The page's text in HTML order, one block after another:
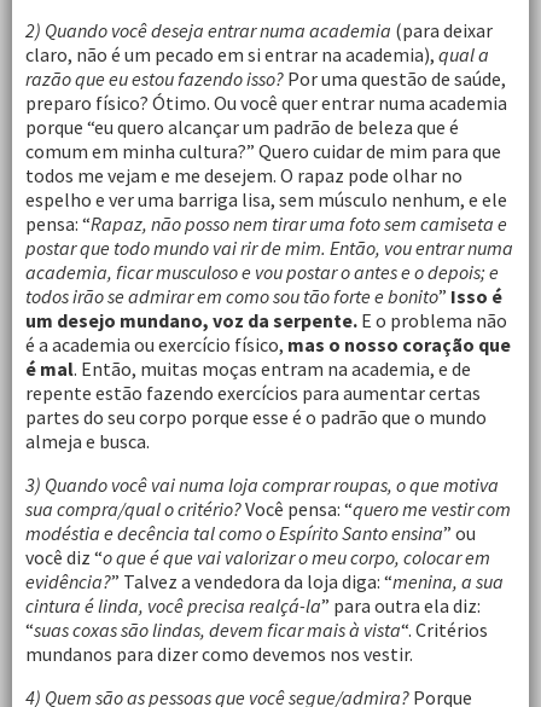
2) Quando você deseja entrar numa academia (para deixar
claro, não é um pecado em si entrar na academia), qual a
razão que eu estou fazendo isso? Por uma questão de saúde,
preparo físico? Ótimo. Ou você quer entrar numa academia
porque “eu quero alcançar um padrão de beleza que é
comum em minha cultura?” Quero cuidar de mim para que
todos me vejam e me desejem. O rapaz pode olhar no
espelho e ver uma barriga lisa, sem músculo nenhum, e ele
pensa: “Rapaz, não posso nem tirar uma foto sem camiseta e
postar que todo mundo vai rir de mim. Então, vou entrar numa
academia, ficar musculoso e vou postar o antes e o depois; e
todos irão se admirar em como sou tão forte e bonito” Isso é
um desejo mundano, voz da serpente. E o problema não
é a academia ou exercício físico, mas o nosso coração que
é mal. Então, muitas moças entram na academia, e de
repente estão fazendo exercícios para aumentar certas
partes do seu corpo porque esse é o padrão que o mundo
almeja e busca.
3) Quando você vai numa loja comprar roupas, o que motiva
sua compra/qual o critério?Você pensa: “quero me vestir com
modéstia e decência tal como o Espírito Santo ensina” ou
você diz “o que é que vai valorizar o meu corpo, colocar em
evidência?” Talvez a vendedora da loja diga: “menina, a sua
cintura é linda, você precisa realçá-la” para outra ela diz:
“suas coxas são lindas, devem ficar mais à vista“. Critérios
mundanos para dizer como devemos nos vestir.
4) Quem são as pessoas que você segue/admira? Porque